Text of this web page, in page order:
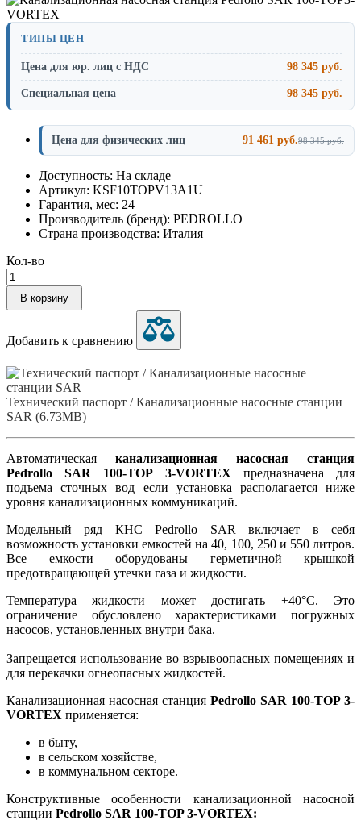
ТИПЫ ЦЕН
Цена для юр. лиц с НДС 98 345 руб.
Специальная цена 98 345 руб.
Цена для физических лиц 91 461 руб.98 345 руб.
Доступность: На складе
Артикул: KSF10TOPV13A1U
Гарантия, мес: 24
Производитель (бренд): PEDROLLO
Страна производства: Италия
Кол-во
В корзину
Добавить к сравнению
Технический паспорт / Канализационные насосные станции
SAR (6.73MB)
Автоматическая канализационная насосная станция
Pedrollo SAR 100-TOP 3-VORTEXпредназначена для
подъема сточных вод если установка располагается ниже
уровня канализационных коммуникаций.
Модельный ряд КНС Pedrollo SAR включает в себя
возможность установки емкостей на 40, 100, 250 и 550 литров.
Все емкости оборудованы герметичной крышкой
предотвращающей утечки газа и жидкости.
Температура жидкости может достигать +40°C. Это
ограничение обусловлено характеристиками погружных
насосов, установленных внутри бака.
Запрещается использование во взрывоопасных помещениях и
для перекачки огнеопасных жидкостей.
Канализационная насосная станция Pedrollo SAR 100-TOP 3-
VORTEX применяется:
в быту,
в сельском хозяйстве,
в коммунальном секторе.
Конструктивные особенности канализационной насосной
станции Pedrollo SAR 100-TOP 3-VORTEX: